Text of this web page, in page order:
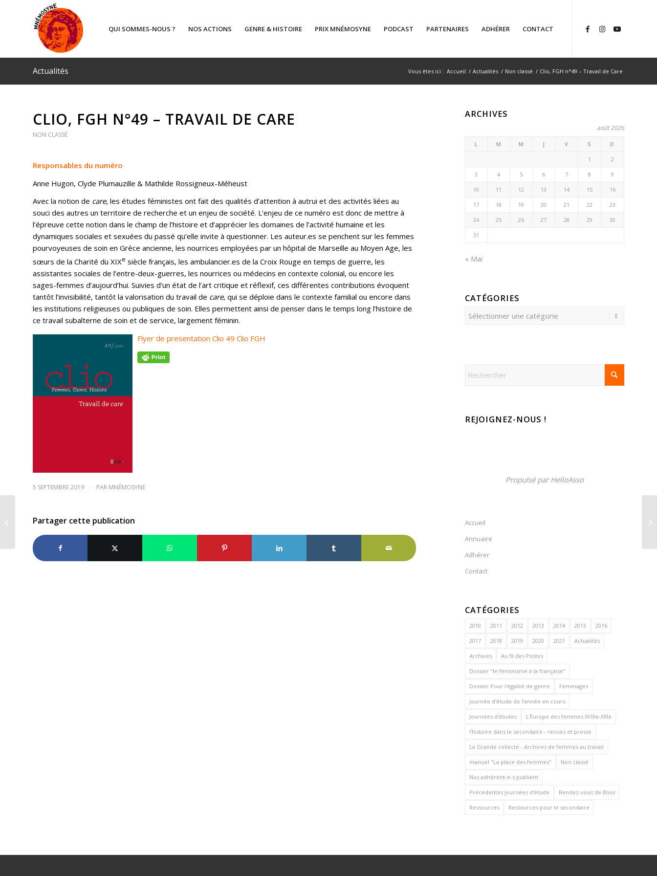
QUI SOMMES-NOUS ? NOS ACTIONS GENRE & HISTOIRE PRIX MNÉMOSYNE PODCAST PARTENAIRES ADHÉRER CONTACT
Actualités Vous êtes ici : Accueil / Actualités / Non classé / Clio, FGH n°49 – Travail de Care
CLIO, FGH N°49 – TRAVAIL DE CARE
NON CLASSÉ
Responsables du numéro
Anne Hugon, Clyde Plumauzille & Mathilde Rossigneux-Méheust
Avec la notion de care, les études féministes ont fait des qualités d’attention à autrui et des activités liées au
souci des autres un territoire de recherche et un enjeu de société. L’enjeu de ce numéro est donc de mettre à
l’épreuve cette notion dans le champ de l’histoire et d’apprécier les domaines de l’activité humaine et les
dynamiques sociales et sexuées du passé qu’elle invite à questionner. Les auteur.es se penchent sur les femmes
pourvoyeuses de soin en Grèce ancienne, les nourrices employées par un hôpital de Marseille au Moyen Age, les
sœurs de la Charité du XIXe siècle français, les ambulancier.es de la Croix Rouge en temps de guerre, les
assistantes sociales de l’entre-deux-guerres, les nourrices ou médecins en contexte colonial, ou encore les
sages-femmes d’aujourd’hui. Suivies d’un état de l’art critique et réflexif, ces différentes contributions évoquent
tantôt l’invisibilité, tantôt la valorisation du travail de care, qui se déploie dans le contexte familial ou encore dans
les institutions religieuses ou publiques de soin. Elles permettent ainsi de penser dans le temps long l’histoire de
ce travail subalterne de soin et de service, largement féminin.
Flyer de presentation Clio 49 Clio FGH
5 SEPTEMBRE 2019 / PAR MNÉMOSYNE
Partager cette publication
ARCHIVES
août 2026
L M M J V S D
1 2
3 4 5 6 7 8 9
10 11 12 13 14 15 16
17 18 19 20 21 22 23
24 25 26 27 28 29 30
31
« Mai
CATÉGORIES
Catégories
REJOIGNEZ-NOUS !
Propulsé par HelloAsso
Accueil
Annuaire
Adhérer
Contact
CATÉGORIES
2010 2011 2012 2013 2014 2015 2016
2017 2018 2019 2020 2021 Actualités
Archives Au fil des Postes
Dossier "le féminisme à la française"
Dossier Pour l'égalité de genre Femmages
Journée d'étude de l'année en cours
Journées d'études L'Europe des femmes XVIIIe-XXIe
l'histoire dans le secondaire - revues et presse
La Grande collecte - Archives de femmes au travail
manuel "La place des femmes" Non classé
Nos adhérent-e-s publient
Précédentes journées d'étude Rendez-vous de Blois
Ressources Ressources pour le secondaire
Genre et émancipation à Angers 27-